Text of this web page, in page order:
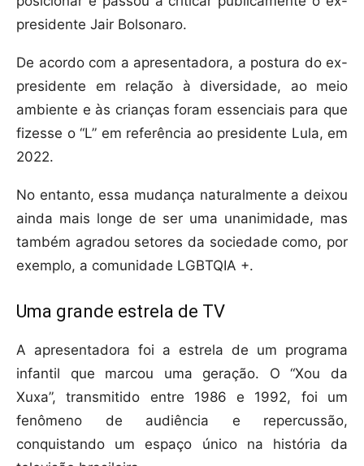
presidente Jair Bolsonaro.
De acordo com a apresentadora, a postura do ex-
presidente em relação à diversidade, ao meio
ambiente e às crianças foram essenciais para que
fizesse o “L” em referência ao presidente Lula, em
2022.
No entanto, essa mudança naturalmente a deixou
ainda mais longe de ser uma unanimidade, mas
também agradou setores da sociedade como, por
exemplo, a comunidade LGBTQIA +.
Uma grande estrela de TV
A apresentadora foi a estrela de um programa
infantil que marcou uma geração. O “Xou da
Xuxa”, transmitido entre 1986 e 1992, foi um
fenômeno de audiência e repercussão,
conquistando um espaço único na história da